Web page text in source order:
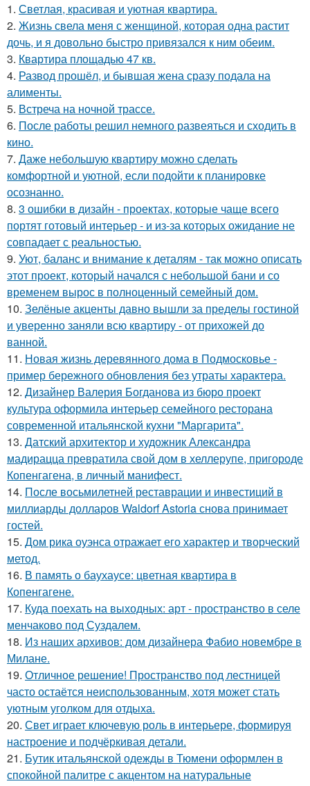
1. Светлая, красивая и уютная квартира.
2. Жизнь свела меня с женщиной, которая одна растит
дочь, и я довольно быстро привязался к ним обеим.
3. Квартира площадью 47 кв.
4. Развод прошёл, и бывшая жена сразу подала на
алименты.
5. Встреча на ночной трассе.
6. После работы решил немного развеяться и сходить в
кино.
7. Даже небольшую квартиру можно сделать
комфортной и уютной, если подойти к планировке
осознанно.
8. 3 ошибки в дизайн - проектах, которые чаще всего
портят готовый интерьер - и из-за которых ожидание не
совпадает с реальностью.
9. Уют, баланс и внимание к деталям - так можно описать
этот проект, который начался с небольшой бани и со
временем вырос в полноценный семейный дом.
10. Зелёные акценты давно вышли за пределы гостиной
и уверенно заняли всю квартиру - от прихожей до
ванной.
11. Новая жизнь деревянного дома в Подмосковье -
пример бережного обновления без утраты характера.
12. Дизайнер Валерия Богданова из бюро проект
культура оформила интерьер семейного ресторана
современной итальянской кухни "Маргарита".
13. Датский архитектор и художник Александра
мадирацца превратила свой дом в хеллерупе, пригороде
Копенгагена, в личный манифест.
14. После восьмилетней реставрации и инвестиций в
миллиарды долларов Waldorf Astoria снова принимает
гостей.
15. Дом рика оуэнса отражает его характер и творческий
метод.
16. В память о баухаусе: цветная квартира в
Копенгагене.
17. Куда поехать на выходных: арт - пространство в селе
менчаково под Суздалем.
18. Из наших архивов: дом дизайнера Фабио новембре в
Милане.
19. Отличное решение! Пространство под лестницей
часто остаётся неиспользованным, хотя может стать
уютным уголком для отдыха.
20. Свет играет ключевую роль в интерьере, формируя
настроение и подчёркивая детали.
21. Бутик итальянской одежды в Тюмени оформлен в
спокойной палитре с акцентом на натуральные